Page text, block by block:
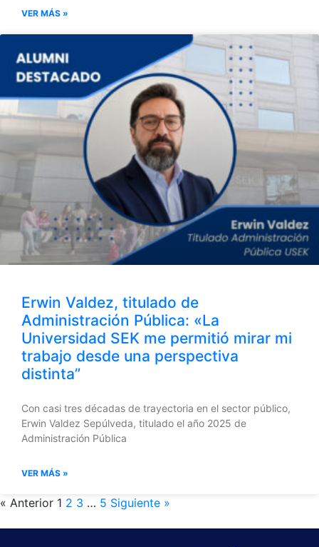
VER MÁS »
Erwin Valdez, titulado de
Administración Pública: «La
Universidad SEK me permitió mirar mi
trabajo desde una perspectiva
distinta”
Con casi tres décadas de trayectoria en el sector público,
Erwin Valdez Sepúlveda, titulado el año 2025 de
Administración Pública
VER MÁS »
« Anterior 1 2 3 … 5 Siguiente »